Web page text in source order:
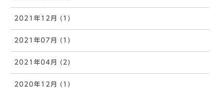
2021年12月 (1)
2021年07月 (1)
2021年04月 (2)
2020年12月 (1)